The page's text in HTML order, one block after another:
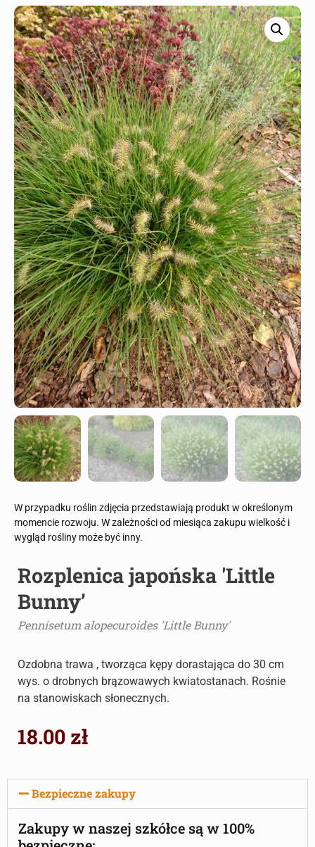
W przypadku roślin zdjęcia przedstawiają produkt w określonym
momencie rozwoju. W zależności od miesiąca zakupu wielkość i
wygląd rośliny może być inny.
Rozplenica japońska 'Little
Bunny’
Pennisetum alopecuroides 'Little Bunny'
Ozdobna trawa , tworząca kępy dorastająca do 30 cm
wys. o drobnych brązowawych kwiatostanach. Rośnie
na stanowiskach słonecznych.
18.00 zł
Bezpieczne zakupy
Zakupy w naszej szkółce są w 100%